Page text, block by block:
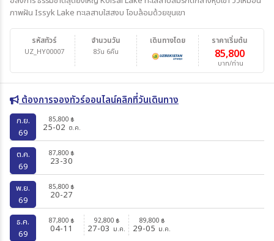
ภาพฝัน Issyk Lake ทะเลสาบใสสงบ โอบล้อมด้วยขุนเขา
รหัสทัวร์
UZ_HY00007
จำนวนวัน
8วัน 6คืน
ราคาเริ่มต้น
85,800
บาท/ท่าน
เดินทางโดย
ต้องการจองทัวร์ออนไลน์คลิกที่วันเดินทาง
ก.ย.
69
85,800 ฿
25-02 ต.ค.
ต.ค.
69
87,800 ฿
23-30
พ.ย.
69
85,800 ฿
20-27
ธ.ค.
69
87,800 ฿
04-11
92,800 ฿
27-03 ม.ค.
89,800 ฿
29-05 ม.ค.